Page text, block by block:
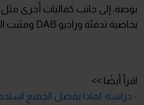
بوصة، إلى جانب كماليات أخرى مثل
بخاصية تدفئة وراديو DAB ومثبت السرعة التكيفي.
اقرأ أيضًا >>
- دراسة: لماذا يفضل الجميع